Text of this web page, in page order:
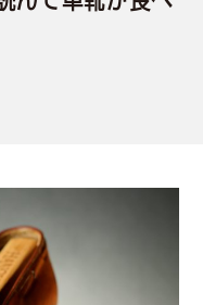
やってみた